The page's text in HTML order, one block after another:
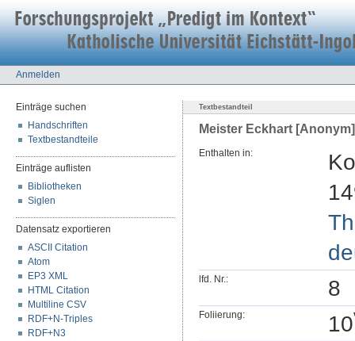
Anmelden
Einträge suchen
Handschriften
Textbestandteile
Einträge auflisten
Bibliotheken
Siglen
Datensatz exportieren
ASCII Citation
Atom
EP3 XML
HTML Citation
Multiline CSV
RDF+N-Triples
RDF+N3
Textbestandteil
Meister Eckhart
Enthalten in:
lfd. Nr.: 8
Foliierung: 10